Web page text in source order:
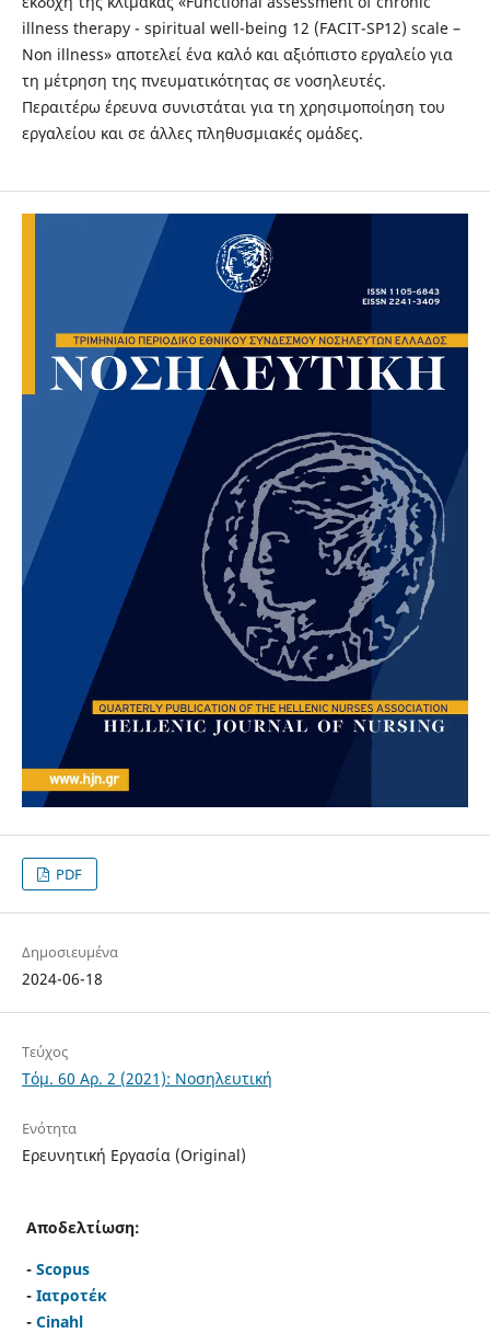
illness therapy - spiritual well-being 12 (FACIT-SP12) scale –
Non illness» αποτελεί ένα καλό και αξιόπιστο εργαλείο για
τη μέτρηση της πνευματικότητας σε νοσηλευτές.
Περαιτέρω έρευνα συνιστάται για τη χρησιμοποίηση του
εργαλείου και σε άλλες πληθυσμιακές ομάδες.
PDF
Δημοσιευμένα
2024-06-18
Τεύχος
Τόμ. 60 Αρ. 2 (2021): Νοσηλευτική
Ενότητα
Ερευνητική Εργασία (Original)
Αποδελτίωση:
- Scopus
- Ιατροτέκ
- Cinahl